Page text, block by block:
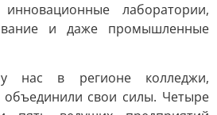
лаборатории,
и даже промышленные
нас в регионе колледжи,
свои силы. Четыре